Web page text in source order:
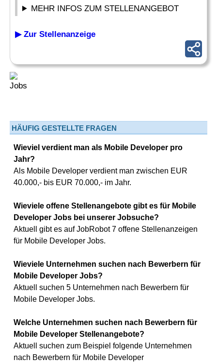
MEHR INFOS ZUM STELLENANGEBOT
▶ Zur Stellenanzeige
HÄUFIG GESTELLTE FRAGEN
Wieviel verdient man als Mobile Developer pro
Jahr?
Als Mobile Developer verdient man zwischen EUR
40.000,- bis EUR 70.000,- im Jahr.
Wieviele offene Stellenangebote gibt es für Mobile
Developer Jobs bei unserer Jobsuche?
Aktuell gibt es auf JobRobot 7 offene Stellenanzeigen
für Mobile Developer Jobs.
Wieviele Unternehmen suchen nach Bewerbern für
Mobile Developer Jobs?
Aktuell suchen 5 Unternehmen nach Bewerbern für
Mobile Developer Jobs.
Welche Unternehmen suchen nach Bewerbern für
Mobile Developer Stellenangebote?
Aktuell suchen zum Beispiel folgende Unternehmen
nach Bewerbern für Mobile Developer